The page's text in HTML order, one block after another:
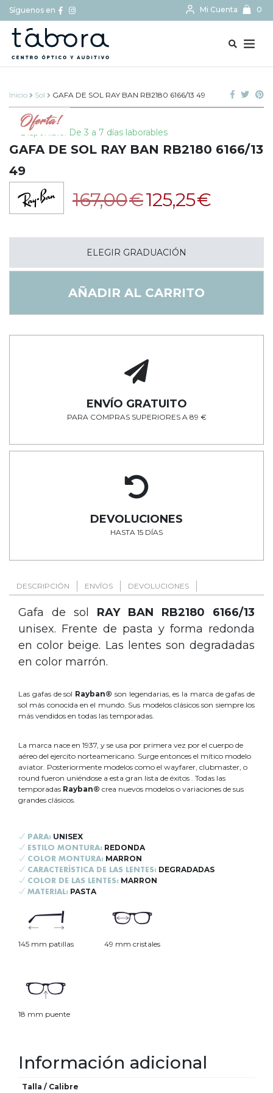
Síguenos en Mi Cuenta 0
Inicio Sol GAFA DE SOL RAY BAN RB2180 6166/13 49
Oferta!
Disponible: De 3 a 7 días laborables
GAFA DE SOL RAY BAN RB2180 6166/13
49
167,00€ El
precio
167,00€.
125,25€El
precio
ELEGIR GRADUACIÓN
AÑADIR AL CARRITO
ENVÍO GRATUITO
PARA COMPRAS SUPERIORES A 89 €
DEVOLUCIONES
HASTA 15 DÍAS
DESCRIPCIÓN ENVÍOS DEVOLUCIONES
Gafa de sol RAY BAN RB2180 6166/13
unisex. Frente de pasta y forma redonda
en color beige. Las lentes son degradadas
en color marrón.
Las gafas de sol Rayban® son legendarias, es la marca de gafas de
sol más conocida en el mundo. Sus modelos clásicos son siempre los
más vendidos en todas las temporadas.
La marca nace en 1937, y se usa por primera vez por el cuerpo de
aéreo del ejercito norteamericano. Surge entonces el mítico modelo
aviator. Posteriormente modelos como el wayfarer, clubmaster, o
round fueron uniéndose a esta gran lista de éxitos . Todas las
temporadas Rayban® crea nuevos modelos o variaciones de sus
grandes clásicos.
PARA: UNISEX
ESTILO MONTURA: REDONDA
COLOR MONTURA: MARRON
CARACTERÍSTICA DE LAS LENTES: DEGRADADAS
COLOR DE LAS LENTES: MARRON
MATERIAL: PASTA
145 mm patillas 49 mm cristales
18 mm puente
Información adicional
Talla / Calibre